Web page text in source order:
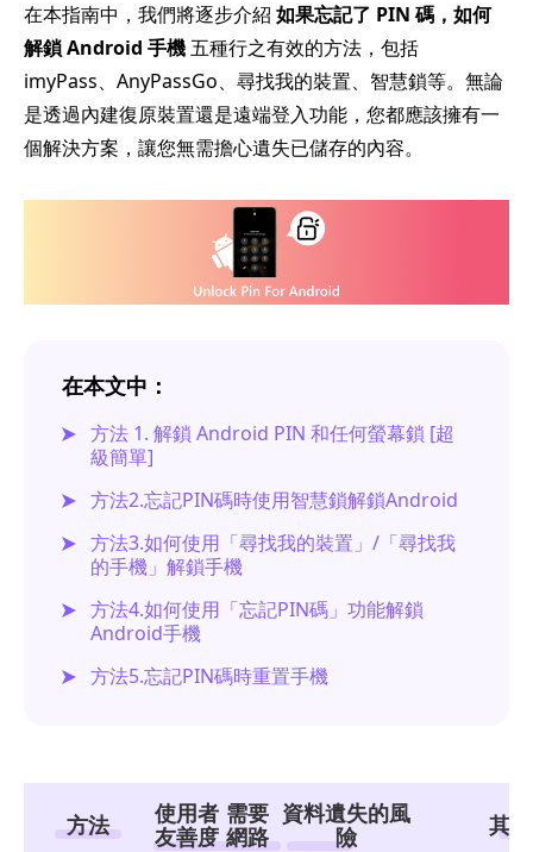
在本指南中，我們將逐步介紹 如果忘記了 PIN 碼，如何
解鎖 Android 手機五種行之有效的方法，包括
imyPass、AnyPassGo、尋找我的裝置、智慧鎖等。無論
是透過內建復原裝置還是遠端登入功能，您都應該擁有一
個解決方案，讓您無需擔心遺失已儲存的內容。
在本文中：
方法 1. 解鎖 Android PIN 和任何螢幕鎖 [超
級簡單]
方法2.忘記PIN碼時使用智慧鎖解鎖Android
方法3.如何使用「尋找我的裝置」/「尋找我
的手機」解鎖手機
方法4.如何使用「忘記PIN碼」功能解鎖
Android手機
方法5.忘記PIN碼時重置手機
方法
使用者
友善度
需要
網路
資料遺失的風
險
其